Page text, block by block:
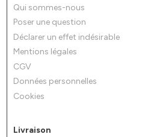
Qui sommes-nous
Poser une question
Déclarer un effet indésirable
Mentions légales
CGV
Données personnelles
Cookies
Livraison